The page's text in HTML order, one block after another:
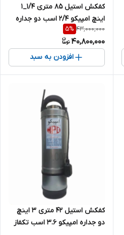
کفکش استیل ۸۵ متری ۱/۴_۱
اینچ امپیکو 2/4 اسب دو جداره
تکفاز MPCO-S.99.85-4
43,000,000
5%
40,800,000
افزودن به سبد
کفکش استیل ۴۲ متری ۳ اینچ
دو جداره امپیکو 3.6 اسب تکفاز